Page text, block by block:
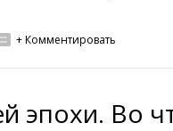
+ Комментировать
эпохи. Во